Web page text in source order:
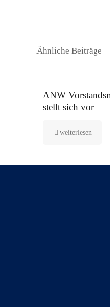
Ähnliche Beiträge
ANW
stellt sich vor
weiterlesen